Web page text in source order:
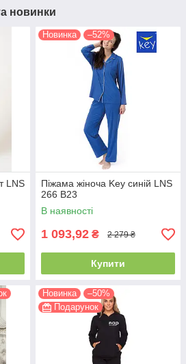
новинки
LNS
Новинка –52%
Піжама жіноча Key синій LNS
266 B23
В наявності
1 093,92 ₴ 2 279 ₴
Купити
Новинка
–50%
Подарунок